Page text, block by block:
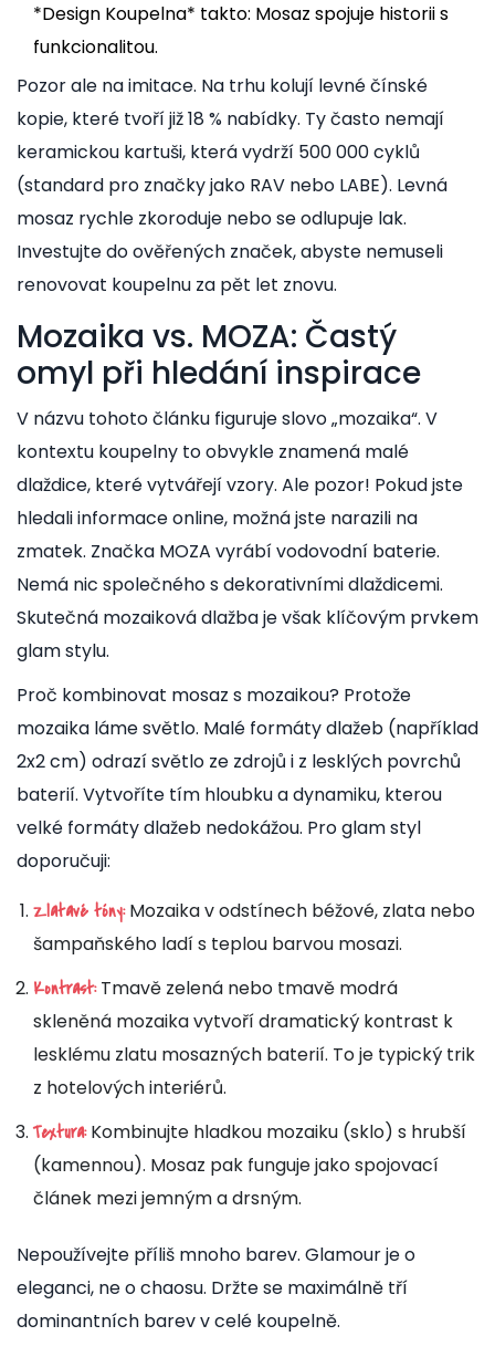
*Design Koupelna* takto: Mosaz spojuje historii s
funkcionalitou.
Pozor ale na imitace. Na trhu kolují levné čínské
kopie, které tvoří již 18 % nabídky. Ty často nemají
keramickou kartuši, která vydrží 500 000 cyklů
(standard pro značky jako RAV nebo LABE). Levná
mosaz rychle zkoroduje nebo se odlupuje lak.
Investujte do ověřených značek, abyste nemuseli
renovovat koupelnu za pět let znovu.
Mozaika vs. MOZA: Častý
omyl při hledání inspirace
V názvu tohoto článku figuruje slovo „mozaika“. V
kontextu koupelny to obvykle znamená malé
dlaždice, které vytvářejí vzory. Ale pozor! Pokud jste
hledali informace online, možná jste narazili na
zmatek. Značka MOZA vyrábí vodovodní baterie.
Nemá nic společného s dekorativními dlaždicemi.
Skutečná mozaiková dlažba je však klíčovým prvkem
glam stylu.
Proč kombinovat mosaz s mozaikou? Protože
mozaika láme světlo. Malé formáty dlažeb (například
2x2 cm) odrazí světlo ze zdrojů i z lesklých povrchů
baterií. Vytvoříte tím hloubku a dynamiku, kterou
velké formáty dlažeb nedokážou. Pro glam styl
doporučuji:
Zlatavé tóny:Mozaika v odstínech béžové, zlata nebo
šampaňského ladí s teplou barvou mosazi.
Kontrast:Tmavě zelená nebo tmavě modrá
skleněná mozaika vytvoří dramatický kontrast k
lesklému zlatu mosazných baterií. To je typický trik
z hotelových interiérů.
Textura:Kombinujte hladkou mozaiku (sklo) s hrubší
(kamennou). Mosaz pak funguje jako spojovací
článek mezi jemným a drsným.
Nepoužívejte příliš mnoho barev. Glamour je o
eleganci, ne o chaosu. Držte se maximálně tří
dominantních barev v celé koupelně.